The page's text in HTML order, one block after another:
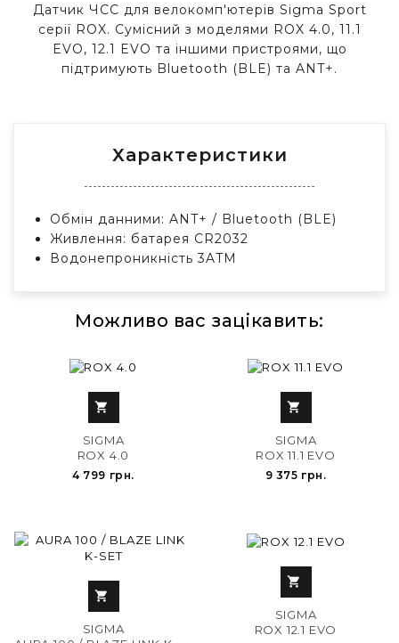
Датчик ЧСС для велокомп'ютерів Sigma Sport
серії ROX. Сумісний з моделями ROX 4.0, 11.1
EVO, 12.1 EVO та іншими пристроями, що
підтримують Bluetooth (BLE) та ANT+.
Характеристики
Обмін данними: ANT+ / Bluetooth (BLE)
Живлення: батарея CR2032
Водонепроникність 3ATM
Можливо вас зацікавить:

SIGMA
ROX 4.0
4 799 грн.

SIGMA
ROX 11.1 EVO
9 375 грн.

SIGMA

SIGMA
ROX 12.1 EVO